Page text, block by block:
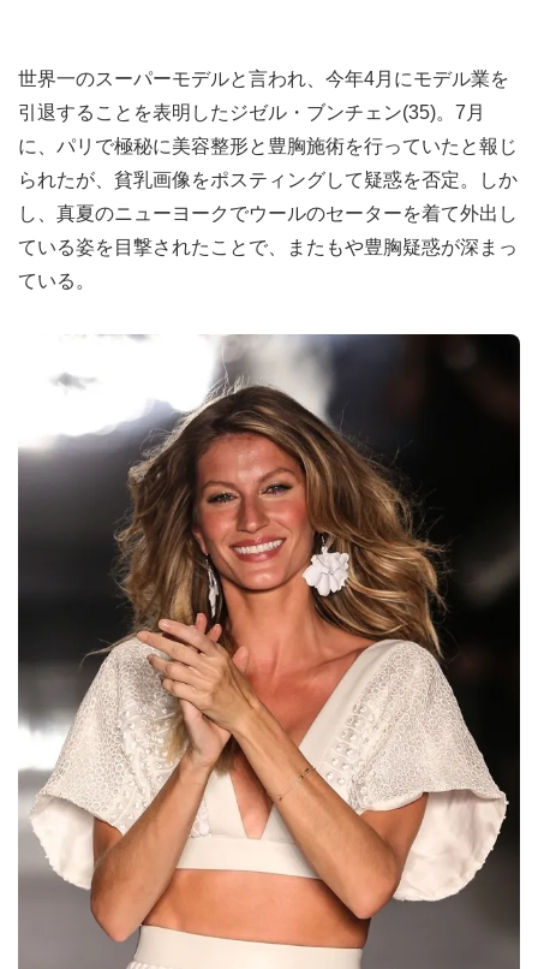
世界一のスーパーモデルと言われ、今年4月にモデル業を
引退することを表明したジゼル・ブンチェン(35)。7月
に、パリで極秘に美容整形と豊胸施術を行っていたと報じ
られたが、貧乳画像をポスティングして疑惑を否定。しか
し、真夏のニューヨークでウールのセーターを着て外出し
ている姿を目撃されたことで、またもや豊胸疑惑が深まっ
ている。